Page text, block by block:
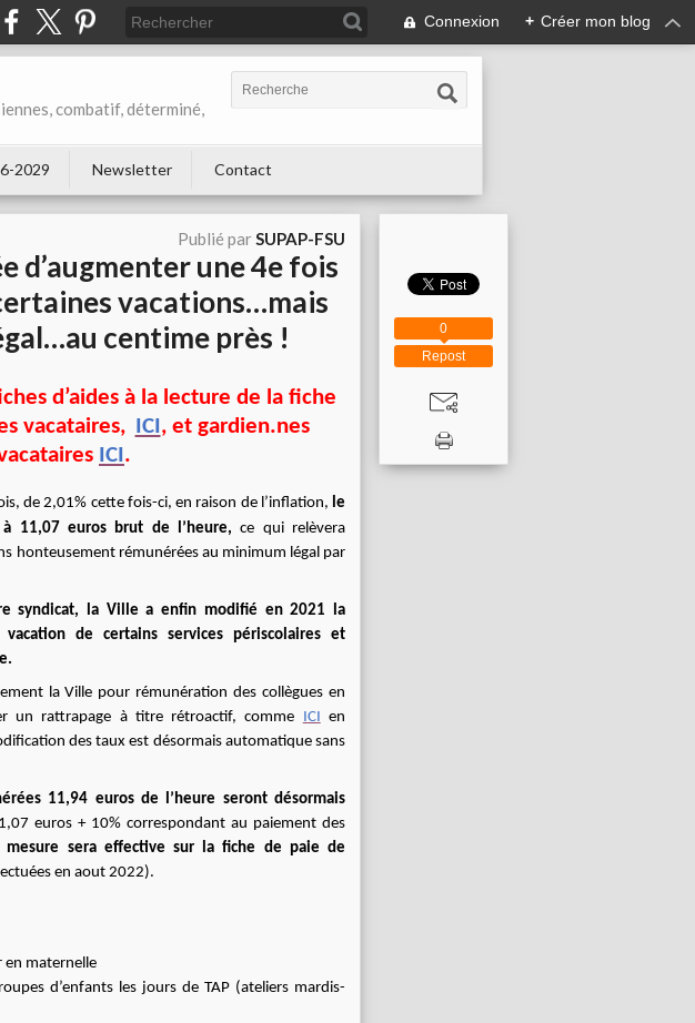
Connexion + Créer mon blog
combatif, déterminé,
2029 Newsletter Contact
Publié parSUPAP-FSU
d’augmenter une 4e fois
vacations…mais
centime près !
d’aides à la lecture de la fiche
vacataires,
ICI , et gardien.nes
ICI .
de 2,01% cette fois-ci, en raison de l’inflation, le
à 11,07 euros brut de l’heure,ce qui relèvera
honteusement rémunérées au minimum légal par
syndicat, la Ville a enfin modifié en 2021 la
de certains services périscolaires et
la Ville pour rémunération des collègues en
un rattrapage à titre rétroactif, comme ICI en
des taux est désormais automatique sans
11,94 euros de l’heure seront désormais
euros + 10% correspondant au paiement des
mesure sera effective sur la fiche de paie de
en aout 2022).
en maternelle
d’enfants les jours de TAP (ateliers mardis-
Repost
0